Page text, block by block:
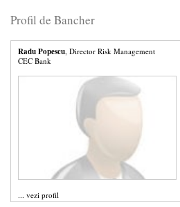
Profil de Bancher
Radu Popescu , Director Risk Management
CEC Bank
... vezi profil